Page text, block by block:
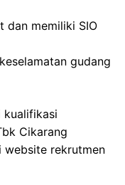
dan memiliki SIO
gudang
kualifikasi
Cikarang
website rekrutmen